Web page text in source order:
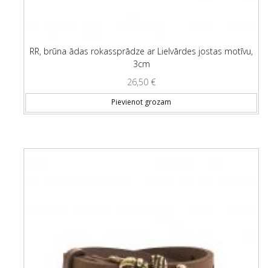
RR, brūna ādas rokassprādze ar Lielvārdes jostas motīvu,
3cm
26,50 €
Pievienot grozam